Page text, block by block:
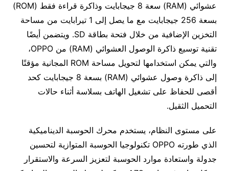
عشوائي (RAM) سعة 8 جيجابايت وذاكرة قراءة فقط (ROM)
بسعة 256 جيجابايت مع ما يصل إلى 1 تيرابايت من مساحة
التخزين الإضافية من خلال فتحة بطاقة SD. ويتضمن أيضًا
تقنية توسيع ذاكرة الوصول العشوائي (RAM) من OPPO،
والتي يمكن استخدامها لتحويل مساحة ROM المجانية مؤقتًا
إلى ذاكرة وصول عشوائي (RAM) بسعة 8 جيجابايت كحد
أقصى للحفاظ على تشغيل الهاتف بسلاسة أثناء حالات
التحميل الثقيل.
على مستوى النظام، يستخدم محرك الحوسبة الديناميكية
الذي طورته OPPO تكنولوجيا الحوسبة المتوازية لتحسين
جدولة واستعادة موارد الحوسبة لتعزيز السرعة والاستقرار